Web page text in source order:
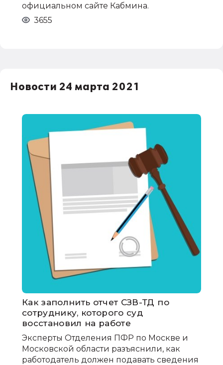
официальном сайте Кабмина.
3655
Новости 24 марта 2021
Как заполнить отчет СЗВ-ТД по
сотруднику, которого суд
восстановил на работе
Эксперты Отделения ПФР по Москве и
Московской области разъяснили, как
работодатель должен подавать сведения